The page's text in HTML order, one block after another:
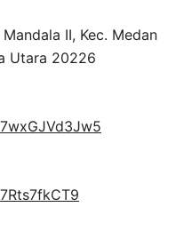
II, Kec. Medan
Utara 20226